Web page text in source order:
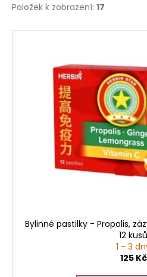
Položek k zobrazení: 17
V
Bylinné pastilky - Propolis,
12 kusů
1 - 3
125 Kč